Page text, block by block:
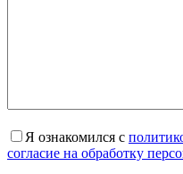
Я ознакомился с
согласие на обработку